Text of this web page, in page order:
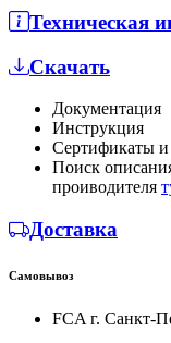
Техническая
Скачать
Документация
Инструкция
Сертификаты и
Поиск
проиводителя
Доставка
Самовывоз
FCA г. Санкт-